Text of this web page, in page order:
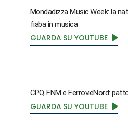
Mondadizza Music Week: la
fiaba in musica
GUARDA SU YOUTUBE
CPO, FNM e FerrovieNord:
GUARDA SU YOUTUBE